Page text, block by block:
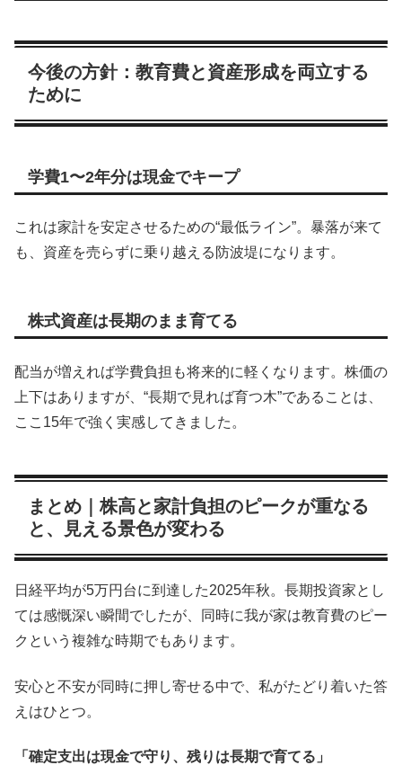
今後の方針：教育費と資産形成を両立する
ために
学費1〜2年分は現金でキープ
これは家計を安定させるための“最低ライン”。暴落が来て
も、資産を売らずに乗り越える防波堤になります。
株式資産は長期のまま育てる
配当が増えれば学費負担も将来的に軽くなります。株価の
上下はありますが、“長期で見れば育つ木”であることは、
ここ15年で強く実感してきました。
まとめ｜株高と家計負担のピークが重なる
と、見える景色が変わる
日経平均が5万円台に到達した2025年秋。長期投資家とし
ては感慨深い瞬間でしたが、同時に我が家は教育費のピー
クという複雑な時期でもあります。
安心と不安が同時に押し寄せる中で、私がたどり着いた答
えはひとつ。
「確定支出は現金で守り、残りは長期で育てる」